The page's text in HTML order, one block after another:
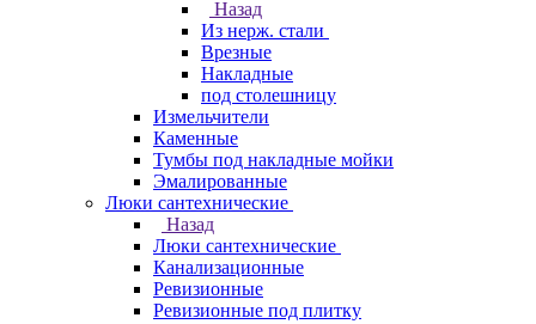
Назад
Из нерж. стали
Врезные
Накладные
под столешницу
Измельчители
Каменные
Тумбы под накладные мойки
Эмалированные
Люки сантехнические
Назад
Люки сантехнические
Канализационные
Ревизионные
Ревизионные под плитку